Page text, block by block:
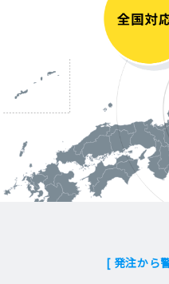
[ 発注から